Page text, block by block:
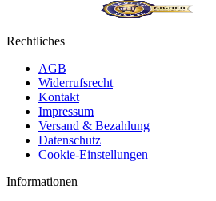
Rechtliches
AGB
Widerrufsrecht
Kontakt
Impressum
Versand & Bezahlung
Datenschutz
Cookie-Einstellungen
Informationen